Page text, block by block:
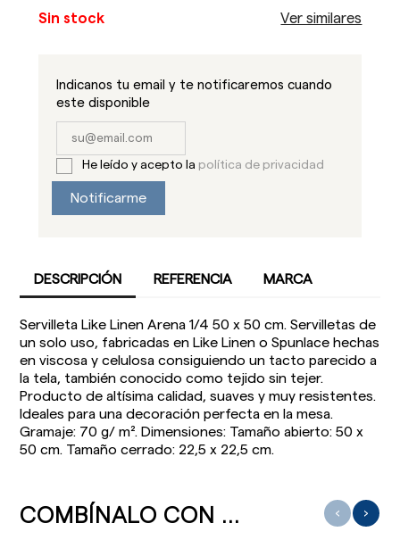
Sin stock Ver similares
Indicanos tu email y te notificaremos cuando
este disponible
He leído y acepto la política de privacidad
Notificarme
DESCRIPCIÓN REFERENCIA MARCA
Servilleta Like Linen Arena 1/4 50 x 50 cm. Servilletas de
un solo uso, fabricadas en Like Linen o Spunlace hechas
en viscosa y celulosa consiguiendo un tacto parecido a
la tela, también conocido como tejido sin tejer.
Producto de altísima calidad, suaves y muy resistentes.
Ideales para una decoración perfecta en la mesa.
Gramaje: 70 g/ m². Dimensiones: Tamaño abierto: 50 x
50 cm. Tamaño cerrado: 22,5 x 22,5 cm.
COMBÍNALO CON ... ‹ ›